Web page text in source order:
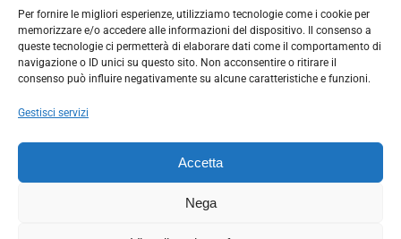
Per fornire le migliori esperienze, utilizziamo tecnologie come i cookie per
memorizzare e/o accedere alle informazioni del dispositivo. Il consenso a
queste tecnologie ci permetterà di elaborare dati come il comportamento di
navigazione o ID unici su questo sito. Non acconsentire o ritirare il
consenso può influire negativamente su alcune caratteristiche e funzioni.
Gestisci servizi
Accetta
Nega
La Società ha nominato il Responsabile della Protezione dei Dati Personali (DPO), figura specializzata che vigila sulle modalità
adottate dalla nostra Società per tutelare i Suoi dati personali.
Per contattare il DPO può scrivere a
La Società ha inoltre adottato un proprio Codice Etico, consultabile al seguente link: